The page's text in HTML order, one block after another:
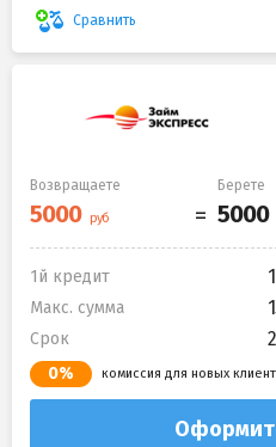
Сравнить
Возвращаете Берете
1й кредит
Макс. сумма
Срок
0% комиссия для новых